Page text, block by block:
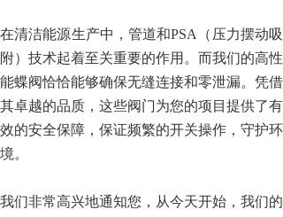
在清洁能源生产中，管道和PSA（压力摆动吸
附）技术起着至关重要的作用。而我们的高性
能蝶阀恰恰能够确保无缝连接和零泄漏。凭借
其卓越的品质，这些阀门为您的项目提供了有
效的安全保障，保证频繁的开关操作，守护环
境。
我们非常高兴地通知您，从今天开始，我们的